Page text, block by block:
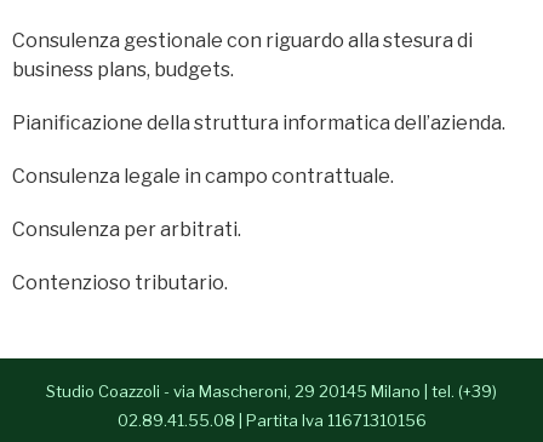
Contacts
Italiano
Consulenza gestionale con riguardo alla stesura di
business plans, budgets.
Pianificazione della struttura informatica dell’azienda.
Consulenza legale in campo contrattuale.
Consulenza per arbitrati.
Contenzioso tributario.
Studio Coazzoli - via Mascheroni, 29 20145 Milano | tel. (+39)
02.89.41.55.08 | Partita Iva 11671310156